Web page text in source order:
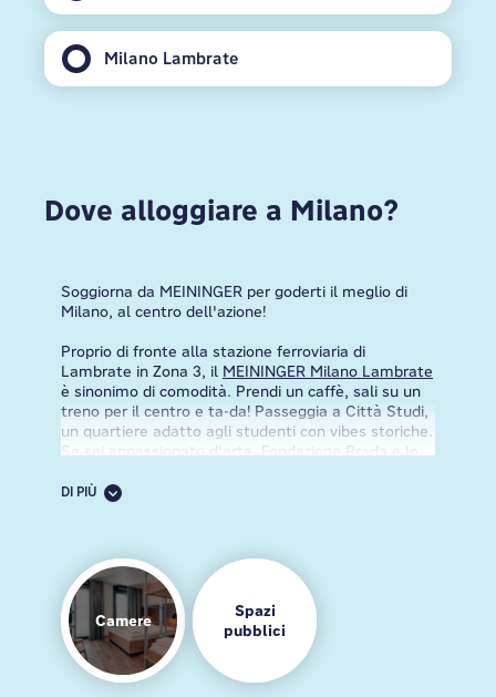
Milano Lambrate
Dove alloggiare a Milano?
Soggiorna da MEININGER per goderti il meglio di
Milano, al centro dell'azione!
Proprio di fronte alla stazione ferroviaria di
Lambrate in Zona 3, il MEININGER Milano Lambrate
è sinonimo di comodità. Prendi un caffè, sali su un
treno per il centro e ta-da! Passeggia a Città Studi,
un quartiere adatto agli studenti con vibes storiche.
Se sei appassionato d'arte, Fondazione Prada e lo
un mix di creatività e modernità. Se ti piacciono le
con ilocal, oppure dai un'occhiata ai fantastici
panorami e al cibo delizioso di Piazzale Loreto.
Per un pizzico di coolness urbana, scopri il
MEININGER Milano Garibaldi
. Vicinissimo alla
stazione ferroviaria di Porta Garibaldi, è tutta una
DI PIÙ
Camere
Spazi
pubblici